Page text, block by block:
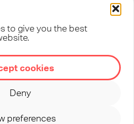
to give you the best
cookies
Deny
preferences